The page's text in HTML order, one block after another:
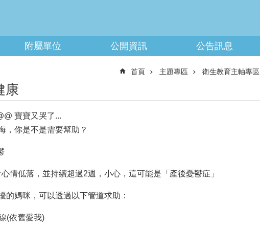
附屬單位 公開資訊 公告訊息
首頁 主題專區 衛生教育主軸專區
康
寶寶又哭了...
，你是不是需要幫助？
情低落，並持續超過2週，小心，這可能是「產後憂鬱症」
的媽咪，可以透過以下管道求助：
(依舊愛我)